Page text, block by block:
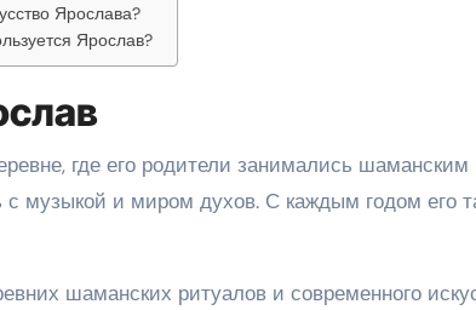
Ярослава?
Ярослав?
где его родители занимались
музыкой и миром духов. С каждым годом его
шаманских ритуалов и современного